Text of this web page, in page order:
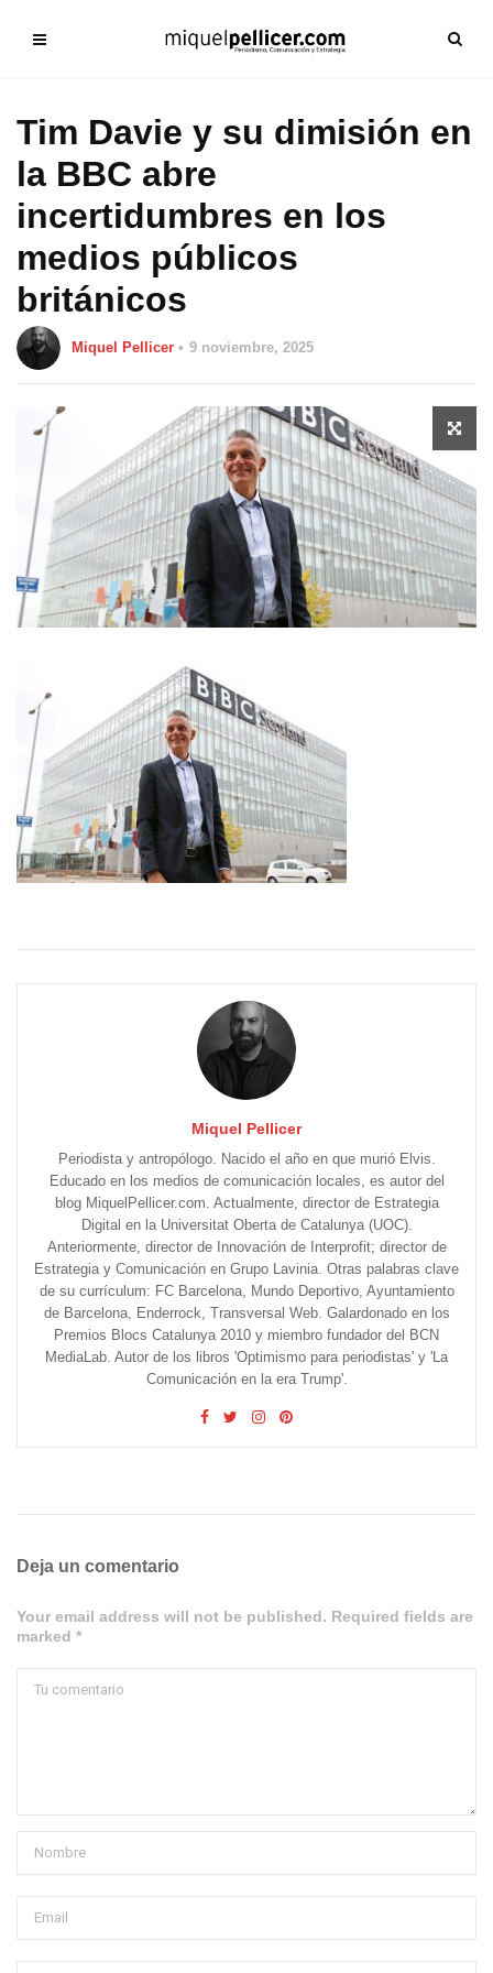
Tim Davie y su dimisión en
la BBC abre
incertidumbres en los
medios públicos
británicos
Miquel Pellicer 9 noviembre, 2025
Miquel Pellicer
Periodista y antropólogo. Nacido el año en que murió Elvis.
Educado en los medios de comunicación locales, es autor del
blog MiquelPellicer.com. Actualmente, director de Estrategia
Digital en la Universitat Oberta de Catalunya (UOC).
Anteriormente, director de Innovación de Interprofit; director de
Estrategia y Comunicación en Grupo Lavinia. Otras palabras clave
de su currículum: FC Barcelona, Mundo Deportivo, Ayuntamiento
de Barcelona, Enderrock, Transversal Web. Galardonado en los
Premios Blocs Catalunya 2010 y miembro fundador del BCN
MediaLab. Autor de los libros 'Optimismo para periodistas' y 'La
Comunicación en la era Trump'.
Deja un comentario
Your email address will not be published. Required fields are
marked *